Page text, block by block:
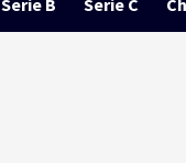
Serie B Serie C